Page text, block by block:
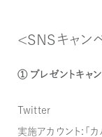
＜SNSキャン
① プレゼントキャ
Twitter
実施アカウント：